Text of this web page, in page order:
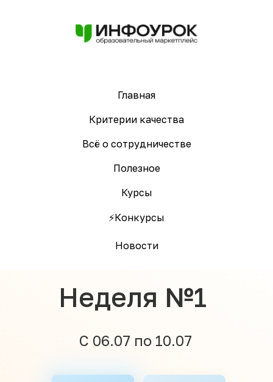
Главная
Критерии качества
Всё о сотрудничестве
Полезное
Курсы
⚡️Конкурсы
Новости
С 06.07 по 10.07
Неделя №1